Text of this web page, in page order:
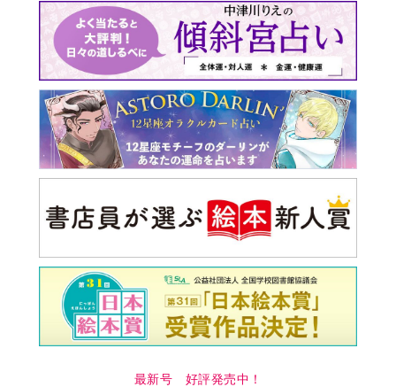
最新号 好評発売中！
実家の処分から終の棲家ま
でどうする？60代からの家
モンダイ
最新号
次号予告
バックナンバー
注目トピ
義実家について、義弟が私へ怒りのLINE